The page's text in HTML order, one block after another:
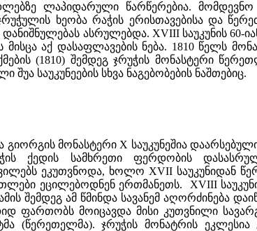
ლაპიდარული წარწერებია. მომდევნო
ხეობა რაჭის ერისთავებისა და
დანიშნულებას ასრულებდა. XVIII საუკუნის
მისცა აქ დასაფლავების ნება. 1810 წელს
(1810) შემდეგ ჯრუჭის მონასტერი
შუა საუკუნეების სხვა ნაგებობების ნაშთებიც.
გიორგის მონასტერი X საუკუნეშია
ქედის სამხრეთი ფერდობის
ეკუთვნოდა, ხოლო XVII საუკუნიდან
ეცილებოდნენ ერთმანეთს. XVIII
შემდეგ ამ წმინდა სავანემ აღორძინება
ფართობს მოიცავდა მისი კუთვნილი
(წერეთელმა). ჯრუჭის მონატრის